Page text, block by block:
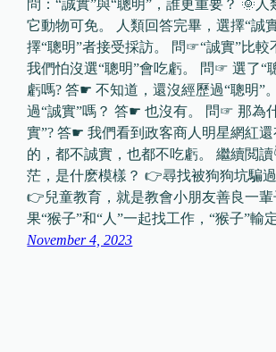
問：“誠實”與“聰明”，誰更重要？ 🌞
它動物可免。 人類回答完畢，選擇“誠
擇“聰明”者接受採訪。 問☞“誠實”比
我們怕沒選“聰明”會吃虧。 問☞ 選了“
虧嗎? 答☛ 不知道，還沒經歷過“聰明”
過“誠實”嗎？ 答☛ 也沒有。 問☞ 那為
實”? 答☛ 我們看到政客商人明星網紅
的，都不誠實，也都不吃虧。 繼續閲讀
茫，是什麽模樣？ 👉尋找被狗狗坑騙
👉兒童教育，就是教會小朋友善良一
果“猴子”和“人”一起找工作，“猴子”輸
November 4, 2023